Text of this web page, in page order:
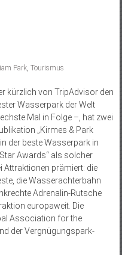
Park, Tourismus
kürzlich von TripAdvisor den
Wasserpark der Welt
Mal in Folge –, hat zwei
„Kirmes & Park
der beste Wasserpark in
Awards“ als solcher
Attraktionen prämiert: die
die Wasserachterbahn
Adrenalin-Rutsche
europaweit. Die
Association for the
der Vergnügungspark-